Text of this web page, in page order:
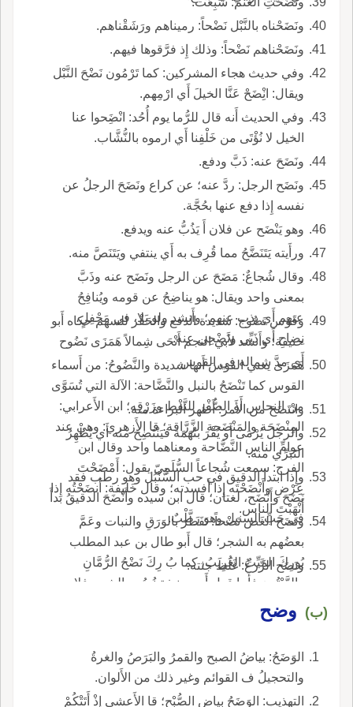
ونَضَحْناه بالنَّبْل نَضْحاً: رميناهم ورَشَقْناهم.
ونَضَحْناهم نَضْحاً: وذلك إِذ فرَّقوها فيهم.
وفي حديث هجاء المشركين: كما تَرْمُون نَضْحَ النَّبْل
ويقال: انِْضَحْ عَنَّا الخيلَ أَي ارْمِهم.
وفي الحديث أَنه قال للرُّما يوم أُحُد: انْضَِحوا عنا
الخيل لا نُؤْتَى من خَلْفِنا أَي ارموه بالنُّشَّاب.
ونَضَحَ عنه: ذَبَّ ودفع.
ونَضَح الرجل: ردَّ عنه؛ عن كراع ونَضَحَ الرجلُ عن
نفسه إِذا دفع عنها بحُجَّة.
وهو يَنْضَح عن فلان أَ يَذُبُّ عنه ويدفع.
ورأَيته يَتَنَضَّحُ مما قُرِف به أَي ينتفي ويَتَنَصَّ منه.
وقال شُجاعٌ: مَضَحَ عن الرجل ونَضَح عنه وذَبَّ
بمعنى واحد ويقال: هو يناضِحُ عن قومه ويُنافِحُ
عنهم أَي يذب عنهم؛ وأَنشد ولو بَلا، في مَحْفِلٍ،
نِضاحِ أَي ذَبِّي ونَضْحِي عنه.
وقَوْس نَضُوح: شديدة الدفع والحَفْز للسهم حكاه أَبو
حنيفة؛ وأَنشد لأَبي النجم أَنْحَى شِمالاً هَمَزَى نَضُوح
أَي مدَّ شماله في القوس.
هَمَزَى يعني القوسَ أَنها شديدة والنَّضُوحُ: من أَسماء
القوس كما تَنْضَحُ بالنبل والنَّضَّاحة: الآلة التي تُسَوَّى
من النحاس أَو الصُّفْر للنَّفْط وزَرْقِه؛ ابن الأَعرابي:
المِنْضَحَة والمَنْضَحة الزَّرَّاقة؛ قا الأَزهري: وهي عند
عوامِّ الناس النَّضَّاحة ومعناهما واحد وقال ابن
الفرج: سمعت شُجاعاً السُّلَمِيّ يقول: أَمْضَحْتَ
عِرْضِ وأَنْضَحْتَه إِذا أَفسدته؛ وقال خَليفة: أَنضَحْتُه إِذا
أَنْهَبْتَ الناس.
وانْتَضَحَ من الأَمر: أَظهر البراءة منه.
والرجل يُرْمَى أَو يُقْرَ بتُهَمَة فيَنْتَضِح منه أَي يُظْهِرُ
التَبَرِّي منه.
وإِذا ابتدأ الدقيق في حب السُّنْبُل وهو رطب فقد
نَضَحَ وأَنْضَح، لغتان؛ قال ابن سيده وأَنْضَحَ الدقيقُ بدأَ
في حَبِّ السنبل وهو رَطْبٌ.
ونَضَح الغَض نَضْحاً: تَفَطَّرَ بالوَرَقِ والنبات وعَمَّ
بعضُهم به الشجر؛ قال أَبو طال بن عبد المطلب
بُورِكَ المَيِّتُ الغَرِيبُ، كما بُ رِكَ نَضْحُ الرُّمَّانِ
والزَّيْتُون فأَما قول أَبي حنيفة نُضُوح الشجر فلا
نُضُوح، لأَن بعض المصادر قد يجمع كالمر والشُّغْل
ونَضَح الزَّرعُ: غَلُظَ جثته.
(ب) وضح
الوَضَحُ: بياضُ الصبح والقمرُ والبَرَصُ والغرةُ
والتحجيلُ ف القوائم وغير ذلك من الأَلوان.
التهذيب: الوَضَحُ بياض الصُّبْح؛ قا الأَعشى إِذْ أَتَتْكُمْ